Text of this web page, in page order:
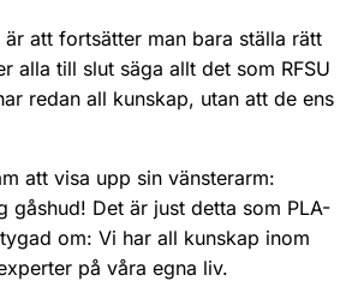
är att fortsätter man bara ställa rätt
alla till slut säga allt det som RFSU
redan all kunskap, utan att de ens
att visa upp sin vänsterarm:
gåshud! Det är just detta som PLA-
om: Vi har all kunskap inom
på våra egna liv.